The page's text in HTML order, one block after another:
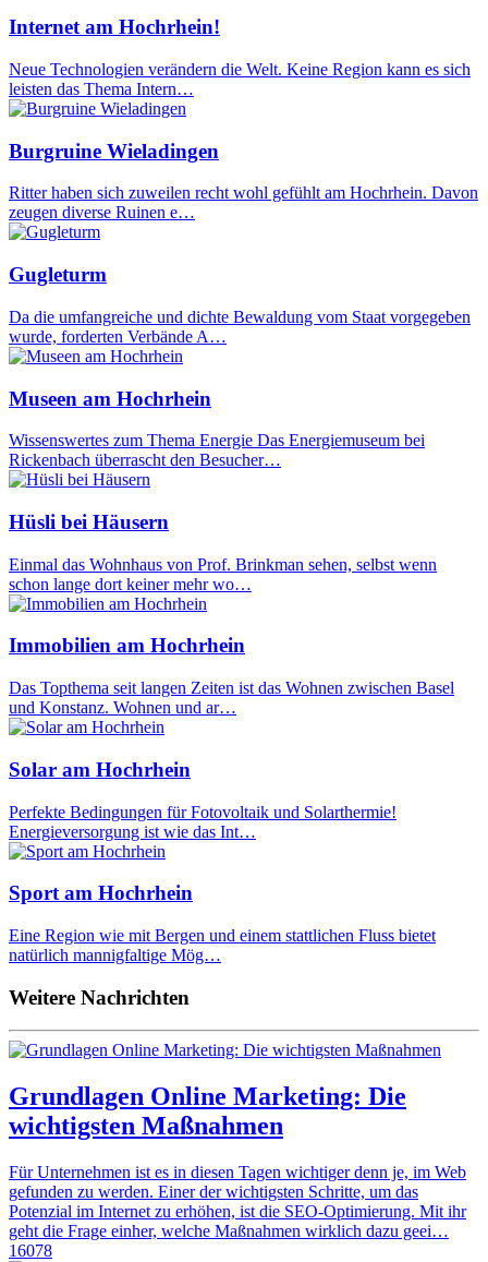
Internet am Hochrhein!
Neue Technologien verändern die Welt. Keine Region kann es sich
leisten das Thema Intern…
Burgruine Wieladingen
Ritter haben sich zuweilen recht wohl gefühlt am Hochrhein. Davon
zeugen diverse Ruinen e…
Gugleturm
Da die umfangreiche und dichte Bewaldung vom Staat vorgegeben
wurde, forderten Verbände A…
Museen am Hochrhein
Wissenswertes zum Thema Energie Das Energiemuseum bei
Rickenbach überrascht den Besucher…
Hüsli bei Häusern
Einmal das Wohnhaus von Prof. Brinkman sehen, selbst wenn
schon lange dort keiner mehr wo…
Immobilien am Hochrhein
Das Topthema seit langen Zeiten ist das Wohnen zwischen Basel
und Konstanz. Wohnen und ar…
Solar am Hochrhein
Perfekte Bedingungen für Fotovoltaik und Solarthermie!
Energieversorgung ist wie das Int…
Sport am Hochrhein
Eine Region wie mit Bergen und einem stattlichen Fluss bietet
natürlich mannigfaltige Mög…
Weitere Nachrichten
Grundlagen Online Marketing: Die
wichtigsten Maßnahmen
Für Unternehmen ist es in diesen Tagen wichtiger denn je, im Web
gefunden zu werden. Einer der wichtigsten Schritte, um das
Potenzial im Internet zu erhöhen, ist die SEO-Optimierung. Mit ihr
geht die Frage einher, welche Maßnahmen wirklich dazu geei…
16078